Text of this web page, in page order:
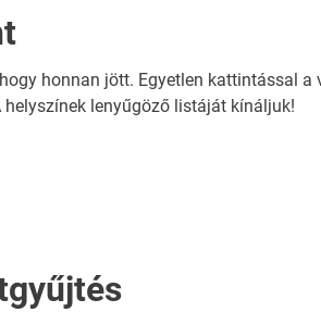
honnan jött. Egyetlen kattintással a
lenyűgöző listáját kínáljuk!